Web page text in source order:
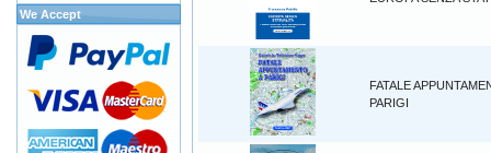
FATALE
PARIGI
We Accept